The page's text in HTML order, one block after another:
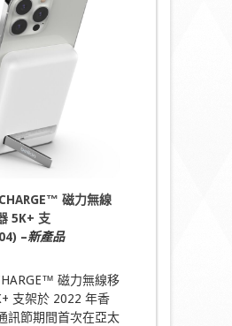
磁力無線
5K+ 支
–新產品
磁力無線移
支架於 2022 年香
訊節期間首次在亞太